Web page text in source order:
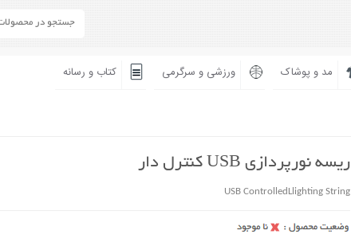
مد و پوشاک ورزشی و سرگرمی کتاب و رسانه
ریسه نورپردازی USB کنترل دار
USB ControlledLlighting String